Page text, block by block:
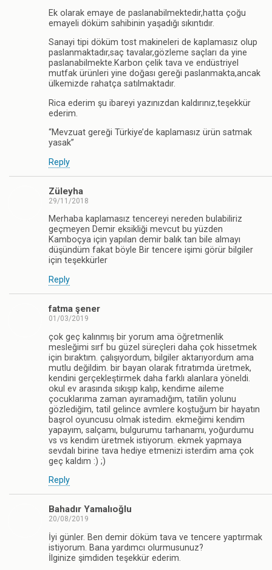
Ek olarak emaye de paslanabilmektedir,hatta çoğu
emayeli döküm sahibinin yaşadığı sıkıntıdır.
Sanayi tipi döküm tost makineleri de kaplamasız olup
paslanmaktadır,saç tavalar,gözleme saçları da yine
paslanabilmekte.Karbon çelik tava ve endüstriyel
mutfak ürünleri yine doğası gereği paslanmakta,ancak
ülkemizde rahatça satılmaktadır.
Rica ederim şu ibareyi yazınızdan kaldırınız,teşekkür
ederim.
“Mevzuat gereği Türkiye’de kaplamasız ürün satmak
yasak”
Reply
Züleyha
29/11/2018
Merhaba kaplamasız tencereyi nereden bulabiliriz
geçmeyen Demir eksikliği mevcut bu yüzden
Kamboçya için yapılan demir balık tan bile almayı
düşündüm fakat böyle Bir tencere işimi görür bilgiler
için teşekkürler
Reply
fatma şener
01/03/2019
çok geç kalınmış bir yorum ama öğretmenlik
mesleğimi sırf bu güzel süreçleri daha çok hissetmek
için bıraktım. çalışıyordum, bilgiler aktarıyordum ama
mutlu değildim. bir bayan olarak fıtratımda üretmek,
kendini gerçekleştirmek daha farklı alanlara yöneldi.
okul ev arasında sıkışıp kalıp, kendime aileme
çocuklarıma zaman ayıramadığım, tatilin yolunu
gözlediğim, tatil gelince avmlere koştuğum bir hayatın
başrol oyuncusu olmak istedim. ekmeğimi kendim
yapayım, salçamı, bulgurumu tarhanamı, yoğurdumu
vs vs kendim üretmek istiyorum. ekmek yapmaya
sevdalı birine tava hediye etmenizi isterdim ama çok
geç kaldım :) ;)
Reply
Bahadır Yamalıoğlu
20/08/2019
İyi günler. Ben demir döküm tava ve tencere yaptırmak
istiyorum. Bana yardımcı olurmusunuz?
İlginize şimdiden teşekkür ederim.